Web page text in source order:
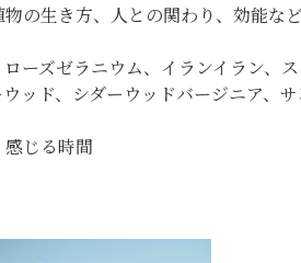
物の生き方、人との関わり、効能など
ーズゼラニウム、イランイラン、
ッド、シダーウッドバージニア、
じる時間